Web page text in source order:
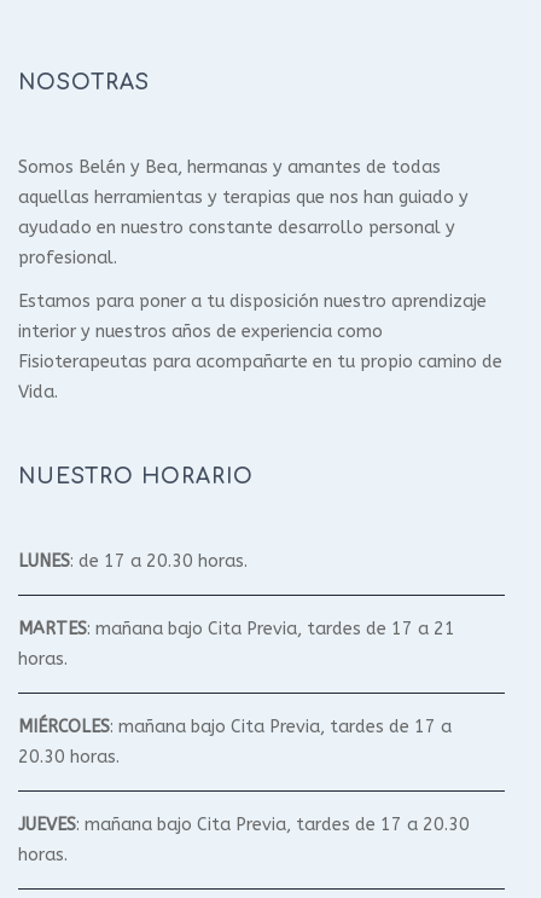
NOSOTRAS
Somos Belén y Bea, hermanas y amantes de todas
aquellas herramientas y terapias que nos han guiado y
ayudado en nuestro constante desarrollo personal y
profesional.
Estamos para poner a tu disposición nuestro aprendizaje
interior y nuestros años de experiencia como
Fisioterapeutas para acompañarte en tu propio camino de
Vida.
NUESTRO HORARIO
LUNES: de 17 a 20.30 horas.
MARTES: mañana bajo Cita Previa, tardes de 17 a 21
horas.
MIÉRCOLES: mañana bajo Cita Previa, tardes de 17 a
20.30 horas.
JUEVES: mañana bajo Cita Previa, tardes de 17 a 20.30
horas.